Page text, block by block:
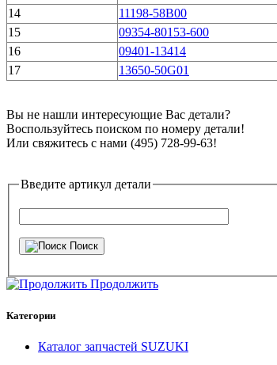
14
11198-58B00
15
09354-80153-600
16
09401-13414
17
13650-50G01
Вы не нашли интересующие Вас детали?
Воспользуйтесь поиском по номеру детали!
Или свяжитесь с нами (495) 728-99-63!
Введите артикул детали
Поиск
Продолжить
Категории
Каталог запчастей SUZUKI